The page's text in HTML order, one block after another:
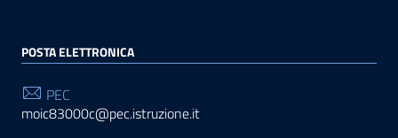
POSTA ELETTRONICA
PEC
moic83000c@pec.istruzione.it